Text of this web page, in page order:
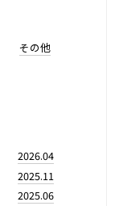
その他
2026.04
2025.11
2025.06